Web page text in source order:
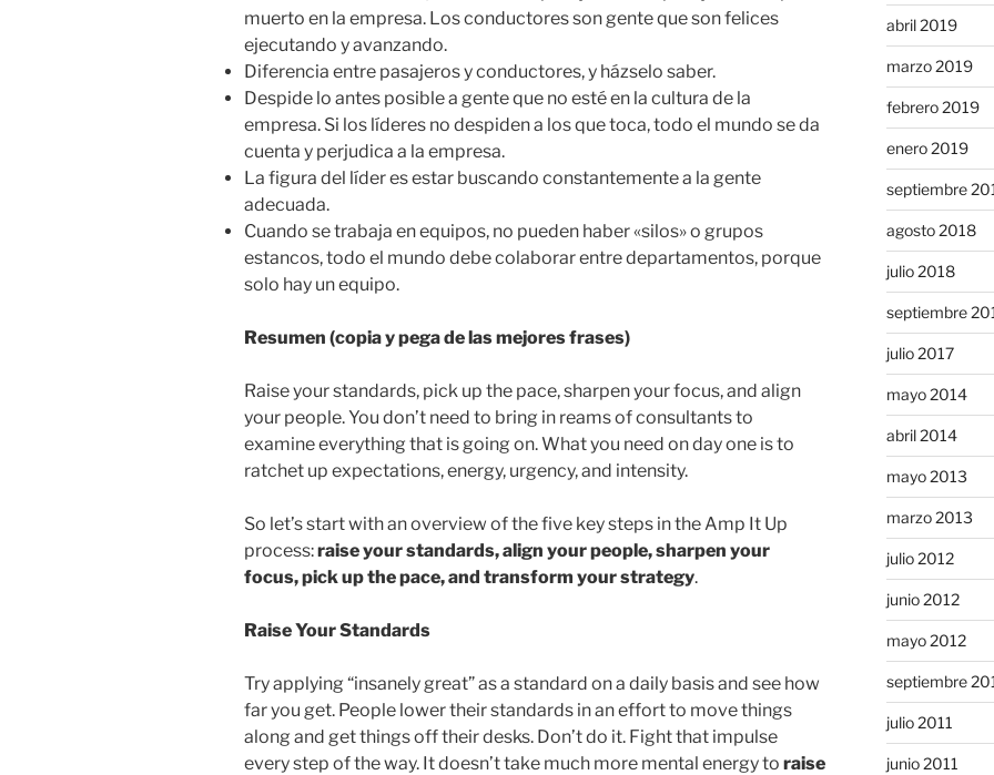
muerto en la empresa. Los conductores son gente que son felices
ejecutando y avanzando.
Diferencia entre pasajeros y conductores, y házselo saber.
Despide lo antes posible a gente que no esté en la cultura de la
empresa. Si los líderes no despiden a los que toca, todo el mundo se da
cuenta y perjudica a la empresa.
La figura del líder es estar buscando constantemente a la gente
adecuada.
Cuando se trabaja en equipos, no pueden haber «silos» o grupos
estancos, todo el mundo debe colaborar entre departamentos, porque
solo hay un equipo.
Resumen (copia y pega de las mejores frases)
Raise your standards, pick up the pace, sharpen your focus, and align
your people. You don’t need to bring in reams of consultants to
examine everything that is going on. What you need on day one is to
ratchet up expectations, energy, urgency, and intensity.
So let’s start with an overview of the five key steps in the Amp It Up
process:raise your standards, align your people, sharpen your
focus, pick up the pace, and transform your strategy.
Raise Your Standards
Try applying “insanely great” as a standard on a daily basis and see how
far you get. People lower their standards in an effort to move things
along and get things off their desks. Don’t do it. Fight that impulse
every step of the way. It doesn’t take much more mental energy to raise
abril 2019
marzo 2019
febrero 2019
enero 2019
septiembre
agosto 2018
julio 2018
septiembre
julio 2017
mayo 2014
abril 2014
mayo 2013
marzo 2013
julio 2012
junio 2012
mayo 2012
septiembre
julio 2011
junio 2011